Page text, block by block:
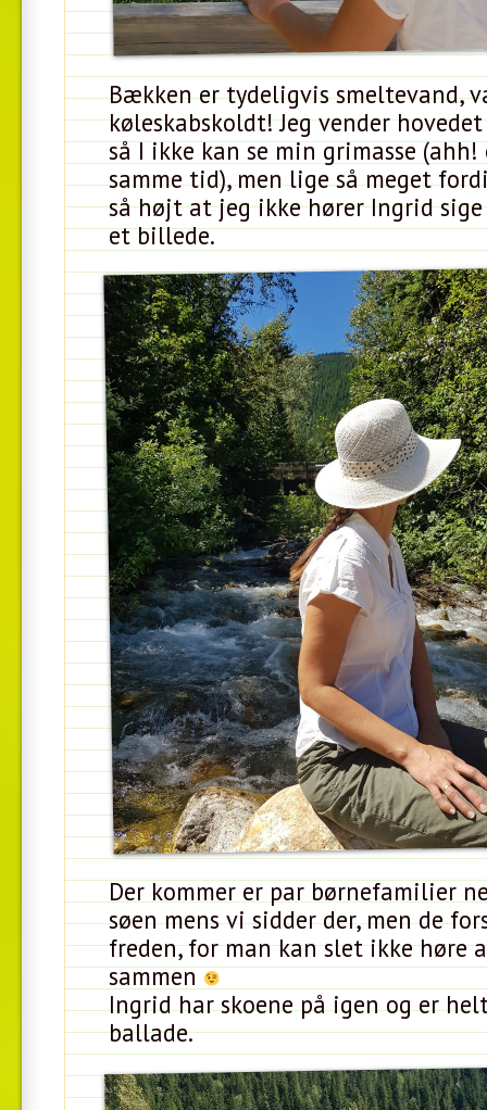
Bækken er tydeligvis smeltevand,
køleskabskoldt! Jeg vender
så I ikke kan se min grimasse
samme tid), men lige så meget
så højt at jeg ikke hører Ingrid
et billede.
Der kommer er par børnefamilier
søen mens vi sidder der, men de
freden, for man kan slet ikke høre
sammen
Ingrid har skoene på igen og er
ballade.